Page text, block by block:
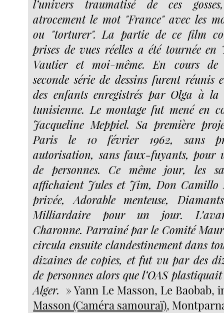
l’univers traumatisé de ces
atrocement le mot "France" avec les
ou "torturer". La partie de ce film
prises de vues réelles a été tournée
Vautier et moi-même. En cours de
seconde série de dessins furent réunis
des enfants enregistrés par Olga à
tunisienne. Le montage fut mené en
Jacqueline Meppiel. Sa première
Paris le 10 février 1962, sans
autorisation, sans faux-fuyants, pour
de personnes. Ce même jour, les
affichaient Jules et Jim, Don Camillo
privée, Adorable menteuse,
Milliardaire pour un jour.
Charonne. Parrainé par le Comité
circula ensuite clandestinement dans
dizaines de copies, et fut vu par des
de personnes alors que l’OAS
Alger. » Yann Le Masson, Le Baobab,
Masson (Caméra samouraï),